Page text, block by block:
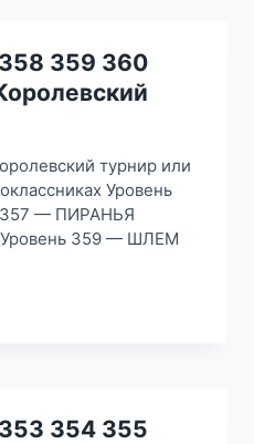
359 360
турнир или
Уровень
— ПИРАНЬЯ
359 — ШЛЕМ
354 355